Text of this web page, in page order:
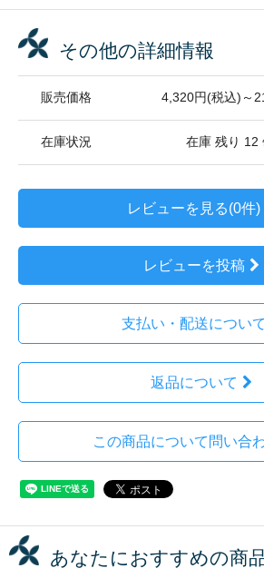
その他の詳細情報
販売価格 4,320円(税込)～
在庫状況 在庫 残り 12
レビューを見る(0件)
レビューを投稿
支払い・配送について
返品について
この商品について問い合
あなたにおすすめの商